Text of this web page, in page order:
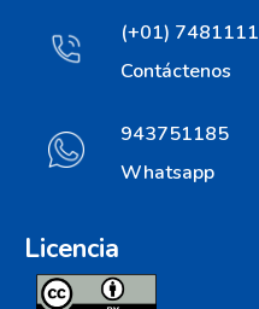
(+01) 7481111
Contáctenos
943751185
Whatsapp
Licencia